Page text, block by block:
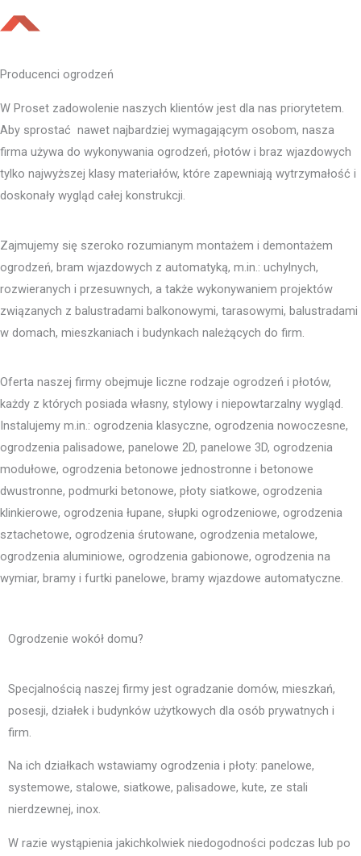
Producenci ogrodzeń
W Proset zadowolenie naszych klientów jest dla nas priorytetem.
Aby sprostać nawet najbardziej wymagającym osobom, nasza
firma używa do wykonywania ogrodzeń, płotów i braz wjazdowych
tylko najwyższej klasy materiałów, które zapewniają wytrzymałość i
doskonały wygląd całej konstrukcji.
Zajmujemy się szeroko rozumianym montażem i demontażem
ogrodzeń, bram wjazdowych z automatyką, m.in.: uchylnych,
rozwieranych i przesuwnych, a także wykonywaniem projektów
związanych z balustradami balkonowymi, tarasowymi, balustradami
w domach, mieszkaniach i budynkach należących do firm.
Oferta naszej firmy obejmuje liczne rodzaje ogrodzeń i płotów,
każdy z których posiada własny, stylowy i niepowtarzalny wygląd.
Instalujemy m.in.: ogrodzenia klasyczne, ogrodzenia nowoczesne,
ogrodzenia palisadowe, panelowe 2D, panelowe 3D, ogrodzenia
modułowe, ogrodzenia betonowe jednostronne i betonowe
dwustronne, podmurki betonowe, płoty siatkowe, ogrodzenia
klinkierowe, ogrodzenia łupane, słupki ogrodzeniowe, ogrodzenia
sztachetowe, ogrodzenia śrutowane, ogrodzenia metalowe,
ogrodzenia aluminiowe, ogrodzenia gabionowe, ogrodzenia na
wymiar, bramy i furtki panelowe, bramy wjazdowe automatyczne.
Ogrodzenie wokół domu?
Specjalnością naszej firmy jest ogradzanie domów, mieszkań,
posesji, działek i budynków użytkowych dla osób prywatnych i
firm.
Na ich działkach wstawiamy ogrodzenia i płoty: panelowe,
systemowe, stalowe, siatkowe, palisadowe, kute, ze stali
nierdzewnej, inox.
W razie wystąpienia jakichkolwiek niedogodności podczas lub po